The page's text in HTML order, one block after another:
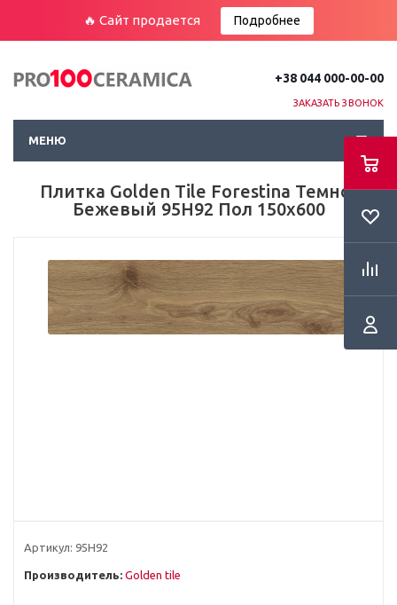
🔥 Сайт продается Подробнее
+38 044 000-00-00
ЗАКАЗАТЬ ЗВОНОК
МЕНЮ
Плитка Golden Tile Forestina Темно-
Бежевый 95Н92 Пол 150х600
Артикул: 95Н92
Производитель: Golden tile